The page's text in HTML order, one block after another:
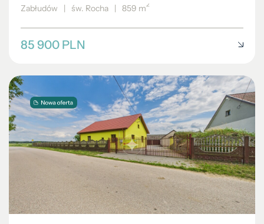
Zabłudów | św. Rocha | 859 m2
85 900 PLN